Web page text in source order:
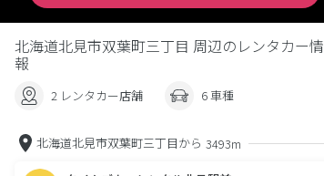
北海道北見市双葉町三丁目 周辺のレンタカー情
報
2 レンタカー店舗 6 車種
北海道北見市双葉町三丁目から 3493m